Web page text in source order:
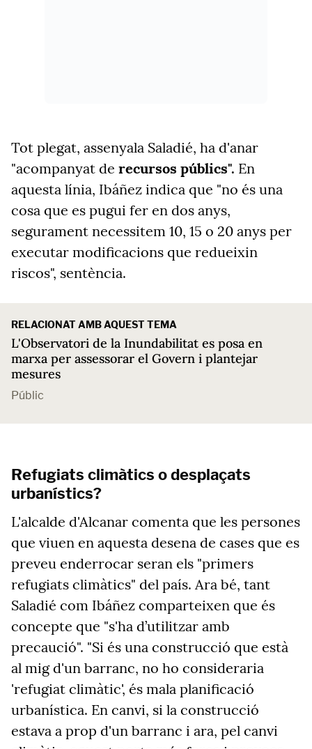
Tot plegat, assenyala Saladié, ha d'anar
"acompanyat de recursos públics". En
aquesta línia, Ibáñez indica que "no és una
cosa que es pugui fer en dos anys,
segurament necessitem 10, 15 o 20 anys per
executar modificacions que redueixin
riscos", sentència.
RELACIONAT AMB AQUEST TEMA
L'Observatori de la Inundabilitat es posa en
marxa per assessorar el Govern i plantejar
mesures
Públic
Refugiats climàtics o desplaçats
urbanístics?
L'alcalde d'Alcanar comenta que les persones
que viuen en aquesta desena de cases que es
preveu enderrocar seran els "primers
refugiats climàtics" del país. Ara bé, tant
Saladié com Ibáñez comparteixen que és
concepte que "s'ha d’utilitzar amb
precaució". "Si és una construcció que està
al mig d'un barranc, no ho consideraria
'refugiat climàtic', és mala planificació
urbanística. En canvi, si la construcció
estava a prop d'un barranc i ara, pel canvi